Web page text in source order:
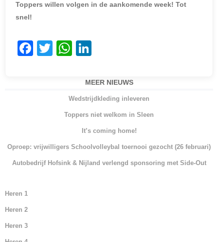
Toppers willen volgen in de aankomende week! Tot
snel!
F
o
k
T
W
at
s
A
p
k
e
dI
n
MEER NIEUWS
Wedstrijdkleding inleveren
Toppers niet welkom in Sleen
It’s coming home!
Oproep: vrijwilligers Schoolvolleybal toernooi gezocht (26 februari)
Autobedrijf Hofsink & Nijland verlengd sponsoring met Side-Out
Heren 1
Heren 2
Heren 3